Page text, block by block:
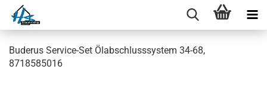
Buderus Service-Set Ölabschlusssystem 34-68,
8718585016